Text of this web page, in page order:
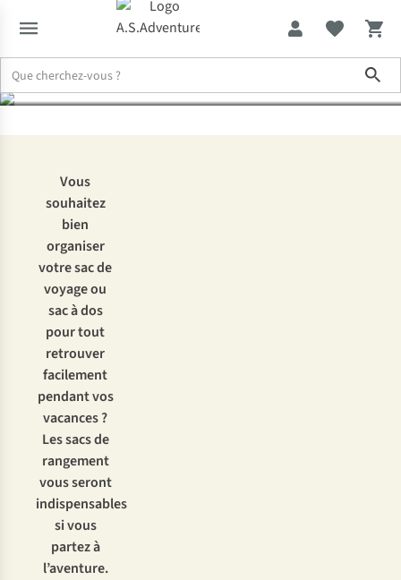
rangement ?
Vous
souhaitez
bien
organiser
votre sac de
voyage ou
sac à dos
pour tout
retrouver
facilement
pendant vos
vacances ?
Les sacs de
rangement
vous seront
indispensables
si vous
partez à
l’aventure.